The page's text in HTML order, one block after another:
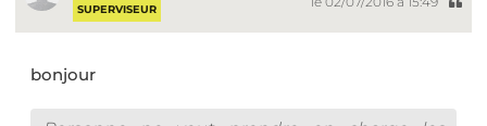
SUPERVISEUR
bonjour